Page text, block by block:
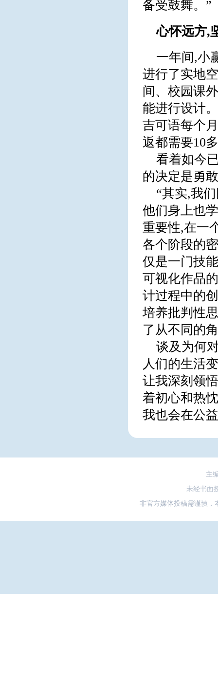
备受鼓舞。”
心怀远方,
一年间,小
进行了实地
间、校园课
能进行设计
吉可语每个
返都需要10
看着如今
的决定是勇
“其实,我
他们身上也
重要性,在一
各个阶段的
仅是一门技
可视化作品
计过程中的
培养批判性
了从不同的
谈及为何
人们的生活
让我深刻领
着初心和热
我也会在公
主
未经书面
非官方媒体投稿需谨慎，